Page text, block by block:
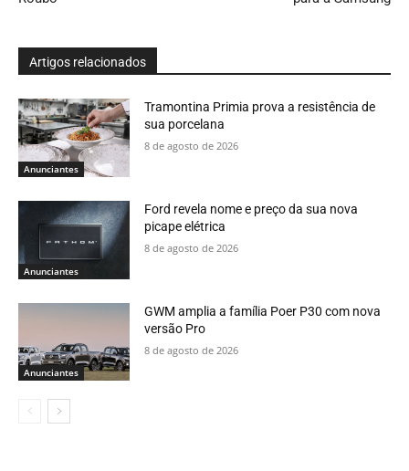
Artigos relacionados
Anunciantes
Tramontina Primia prova a resistência de
sua porcelana
8 de agosto de 2026
Anunciantes
Ford revela nome e preço da sua nova
picape elétrica
8 de agosto de 2026
Anunciantes
GWM amplia a família Poer P30 com nova
versão Pro
8 de agosto de 2026